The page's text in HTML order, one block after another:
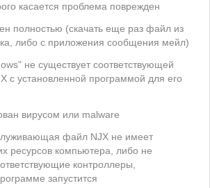
касается проблема поврежден
полностью (скачать еще раз файл из
либо с приложения сообщения мейл)
не существует соответствующей
с установленной программой для его
вирусом или malware
файл NJX не имеет
ресурсов компьютера, либо не
контроллеры,
запустится